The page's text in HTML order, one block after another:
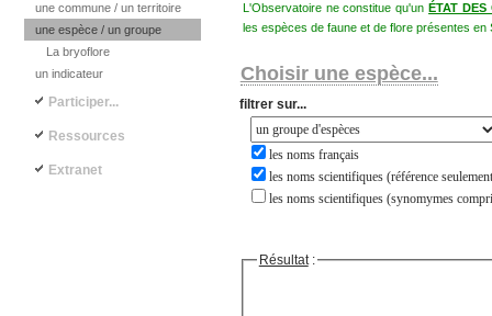
L'Observatoire ne constitue qu'unÉTAT DES
les espèces de faune et de flore présentes en
Choisir une espèce...
filtrer sur...
les noms français
les noms scientifiques (référence
les noms scientifiques (synomymes
Résultat:
une commune / un territoire
une espèce / un groupe
La bryoflore
un indicateur
Participer...
Ressources
Extranet